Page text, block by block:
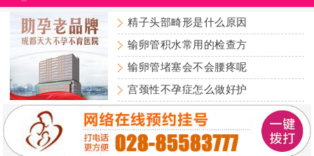
精子头部畸形是什么原因
输卵管积水常用的检查方
输卵管堵塞会不会腰疼呢
宫颈性不孕症怎么做好护